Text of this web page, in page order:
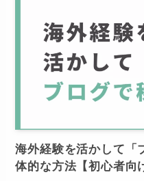
海外経験を活かして「
体的な方法【初心者向